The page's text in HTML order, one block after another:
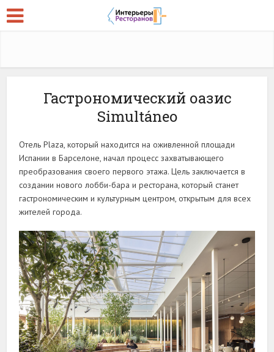
Гастрономический оазис
Simultáneo
Отель Plaza, который находится на оживленной площади
Испании в Барселоне, начал процесс захватывающего
преобразования своего первого этажа. Цель заключается в
создании нового лобби-бара и ресторана, который станет
гастрономическим и культурным центром, открытым для всех
жителей города.